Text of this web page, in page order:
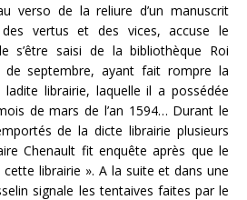
verso de la reliure d’un manuscrit
vertus et des vices, accuse le
s’être saisi de la bibliothèque Roi
septembre, ayant fait rompre la
librairie, laquelle il a possédée
de mars de l’an 1594… Durant le
de la dicte librairie plusieurs
Chenault fit enquête après que le
librairie ». A la suite et dans une
signale les tentaives faites par le